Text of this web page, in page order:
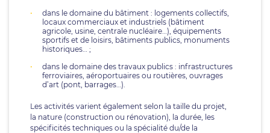
dans le domaine du bâtiment : logements collectifs,
locaux commerciaux et industriels (bâtiment
agricole, usine, centrale nucléaire…), équipements
sportifs et de loisirs, bâtiments publics, monuments
historiques… ;
dans le domaine des travaux publics : infrastructures
ferroviaires, aéroportuaires ou routières, ouvrages
d’art (pont, barrages…).
Les activités varient également selon la taille du projet,
la nature (construction ou rénovation), la durée, les
spécificités techniques ou la spécialité du/de la